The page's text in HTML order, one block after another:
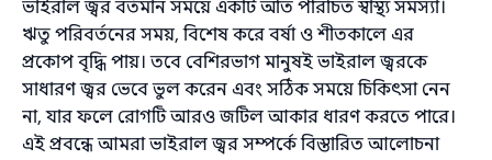
ভাইরাল জ্বর বর্তমান সময়ে একটি অতি পরিচিত স্বাস্থ্য সমস্যা।
ঋতু পরিবর্তনের সময়, বিশেষ করে বর্ষা ও শীতকালে এর
প্রকোপ বৃদ্ধি পায়। তবে বেশিরভাগ মানুষই ভাইরাল জ্বরকে
সাধারণ জ্বর ভেবে ভুল করেন এবং সঠিক সময়ে চিকিৎসা নেন
না, যার ফলে রোগটি আরও জটিল আকার ধারণ করতে পারে।
এই প্রবন্ধে আমরা ভাইরাল জ্বর সম্পর্কে বিস্তারিত আলোচনা